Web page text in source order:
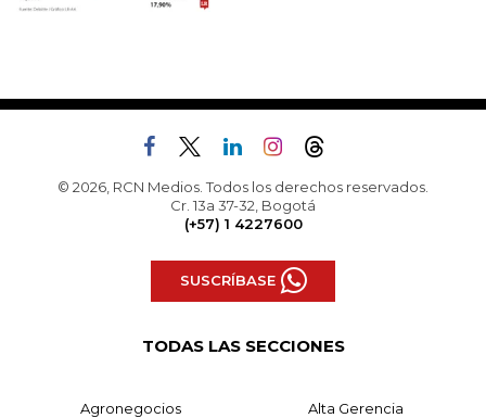
© 2026, RCN Medios. Todos los derechos reservados.
Cr. 13a 37-32, Bogotá
(+57) 1 4227600
SUSCRÍBASE
TODAS LAS SECCIONES
Agronegocios Alta Gerencia